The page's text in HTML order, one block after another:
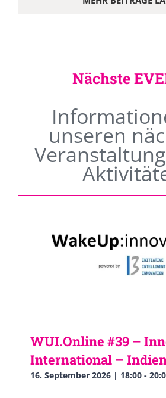
Nächste
unseren
WUI.Online #39 –
International –
16. September 2026 | 18:00 -